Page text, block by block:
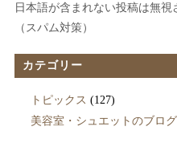
日本語が含まれない投稿は無視
（スパム対策）
カテゴリー
トピックス (127)
美容室・シュエットのブログ